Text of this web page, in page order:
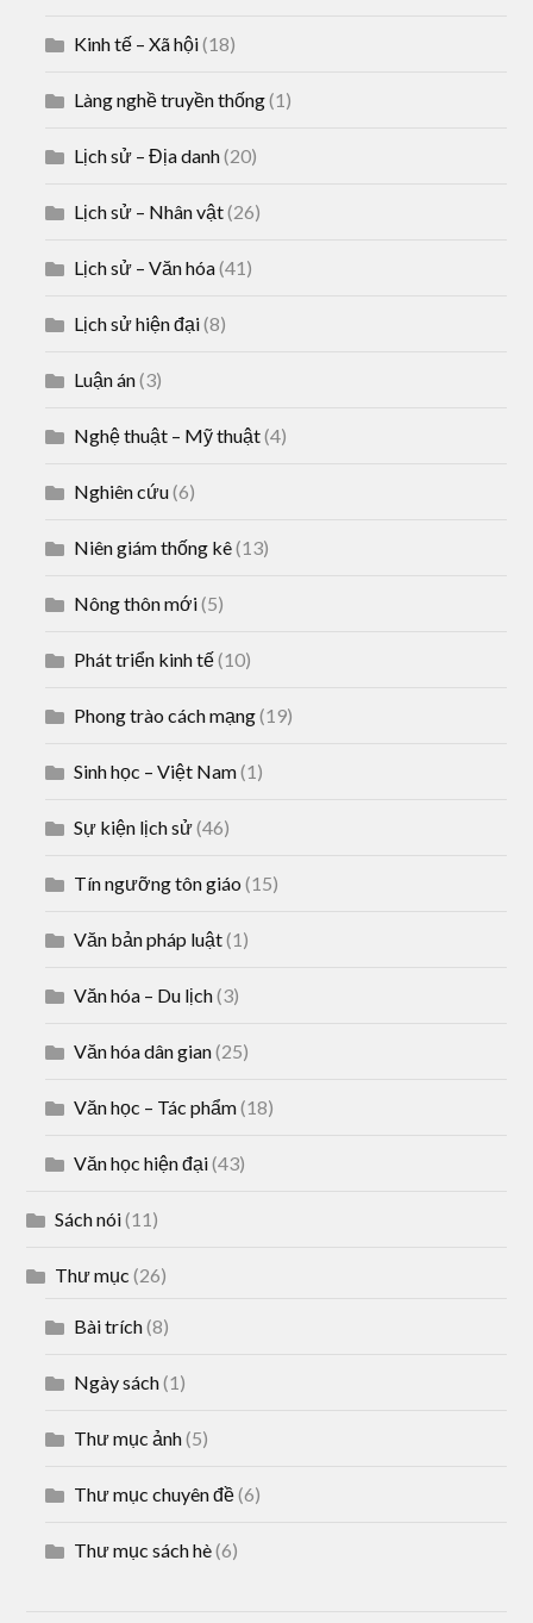
Kinh tế – Xã hội(18)
Làng nghề truyền thống(1)
Lịch sử – Địa danh(20)
Lịch sử – Nhân vật(26)
Lịch sử – Văn hóa(41)
Lịch sử hiện đại(8)
Luận án(3)
Nghệ thuật – Mỹ thuật(4)
Nghiên cứu(6)
Niên giám thống kê(13)
Nông thôn mới(5)
Phát triển kinh tế(10)
Phong trào cách mạng(19)
Sinh học – Việt Nam(1)
Sự kiện lịch sử(46)
Tín ngưỡng tôn giáo (15)
Văn bản pháp luật(1)
Văn hóa – Du lịch(3)
Văn hóa dân gian(25)
Văn học – Tác phẩm(18)
Văn học hiện đại(43)
Sách nói(11)
Thư mục (26)
Bài trích(8)
Ngày sách(1)
Thư mục ảnh(5)
Thư mục chuyên đề(6)
Thư mục sách hè(6)